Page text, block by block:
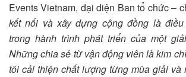
Events Vietnam, đại diện Ban tổ chức –
kết nối và xây dựng cộng đồng là
trong hành trình phát triển của một
Những chia sẻ từ vận động viên là kim
tôi cải thiện chất lượng từng mùa giải và